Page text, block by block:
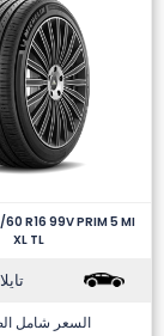
R16 99V PRIM 5 MI
XL TL
السعر شامل